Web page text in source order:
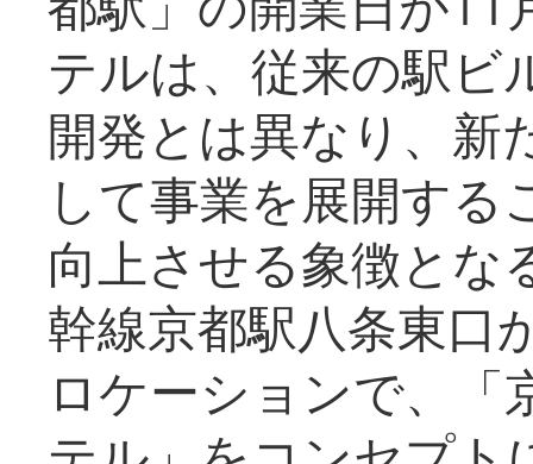
テルは、従来の駅ビ
開発とは異なり、新
して事業を展開する
向上させる象徴とな
幹線京都駅八条東口
ロケーションで、「